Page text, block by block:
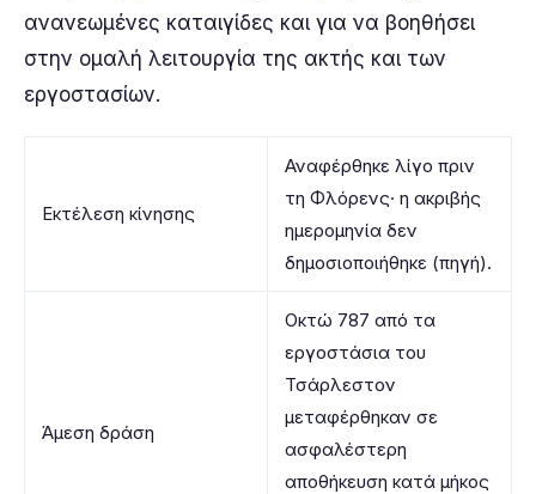
ανανεωμένες καταιγίδες και για να βοηθήσει
στην ομαλή λειτουργία της ακτής και των
εργοστασίων.
Εκτέλεση κίνησης
Αναφέρθηκε λίγο πριν
τη Φλόρενς· η ακριβής
ημερομηνία δεν
δημοσιοποιήθηκε (πηγή).
Άμεση δράση
Οκτώ 787 από τα
εργοστάσια του
Τσάρλεστον
μεταφέρθηκαν σε
ασφαλέστερη
αποθήκευση κατά μήκος